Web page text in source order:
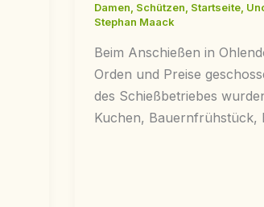
Damen, Schützen, Startseite,
Stephan Maack
Beim Anschießen in
Orden und Preise
des Schießbetriebes
Kuchen, Bauernfrühstück,